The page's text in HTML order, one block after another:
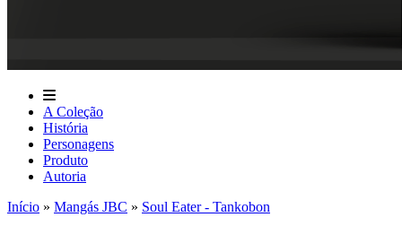
A Coleção
História
Personagens
Produto
Autoria
Início » Mangás JBC » Soul Eater - Tankobon